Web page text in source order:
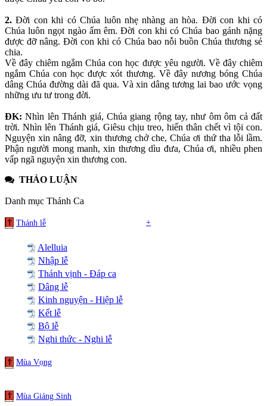
2.Đời con khi có Chúa luôn nhẹ nhàng an hòa. Đời con khi có
Chúa luôn ngọt ngào ấm êm. Đời con khi có Chúa bao gánh nặng
được đỡ nâng. Đời con khi có Chúa bao nỗi buồn Chúa thương sẻ
chia.
Về đây chiêm ngắm Chúa con học được yêu người. Về đây chiêm
ngắm Chúa con học được xót thương. Về đây nương bóng Chúa
dâng Chúa đường dài đã qua. Và xin dâng tương lai bao ước vọng
những ưu tư trong đời.
ĐK:Nhìn lên Thánh giá, Chúa giang rộng tay, như ôm ôm cả đất
trời. Nhìn lên Thánh giá, Giêsu chịu treo, hiến thân chết vì tội con.
Nguyện xin nâng đỡ, xin thương chở che, Chúa ơi thứ tha lỗi lầm.
Phận người mong manh, xin thương dìu đưa, Chúa ơi, nhiều phen
vấp ngã nguyện xin thương con.
THẢO LUẬN
Danh mục Thánh Ca
Thánh lễ +
Alelluia
Nhập lễ
Thánh vịnh - Đáp ca
Dâng lễ
Kinh nguyện - Hiệp lễ
Kết lễ
Bộ lễ
Nghi thức - Nghi lễ
Mùa Vọng
Mùa Giáng Sinh